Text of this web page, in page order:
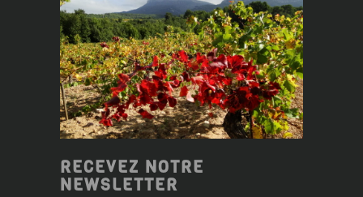
RECEVEZ NOTRE
NEWSLETTER